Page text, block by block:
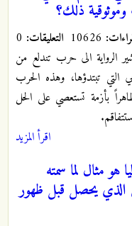
وموثوقية ذلك؟
التعليقات:
الرواية الى حرب تندلع من
التي تبتدؤها، وهذه الحرب
بأزمة تستعصي على الحل
اقرأ المزيد
هو مثال لما سمته
الذي يحصل قبل ظهور